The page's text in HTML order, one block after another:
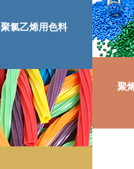
聚氯乙烯用色料
聚